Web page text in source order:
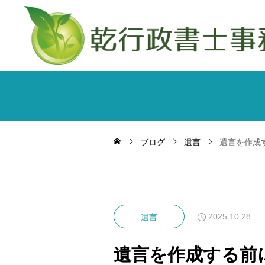
ブログ 遺言 遺言を作成
遺言 2025.10.28
遺言を作成する